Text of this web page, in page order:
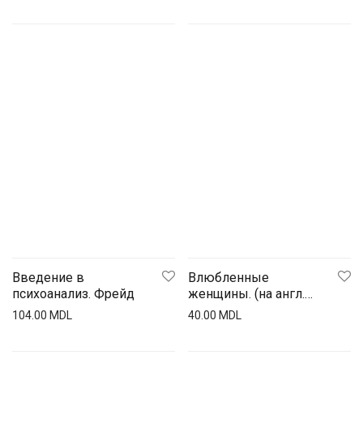
Введение в
психоанализ. Фрейд
104.00 MDL
Влюбленные
женщины. (на англ.
яз.)
40.00 MDL